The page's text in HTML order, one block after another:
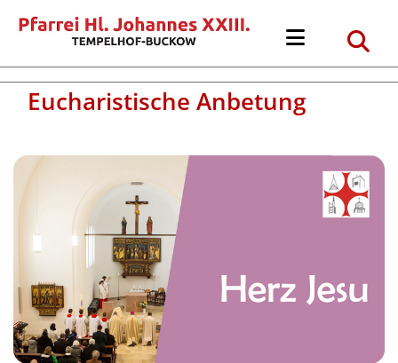
Eucharistische Anbetung